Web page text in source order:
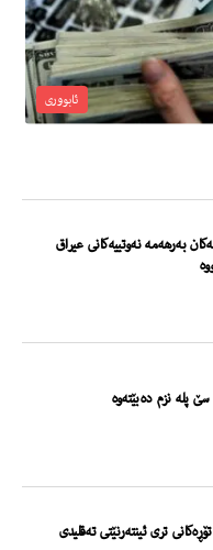
ئابووری
بەرهەمە نەوتییەكانی عیراق
پلە نزم دەبێتەوە
تری ئینتەرنێتی تەقلیدی